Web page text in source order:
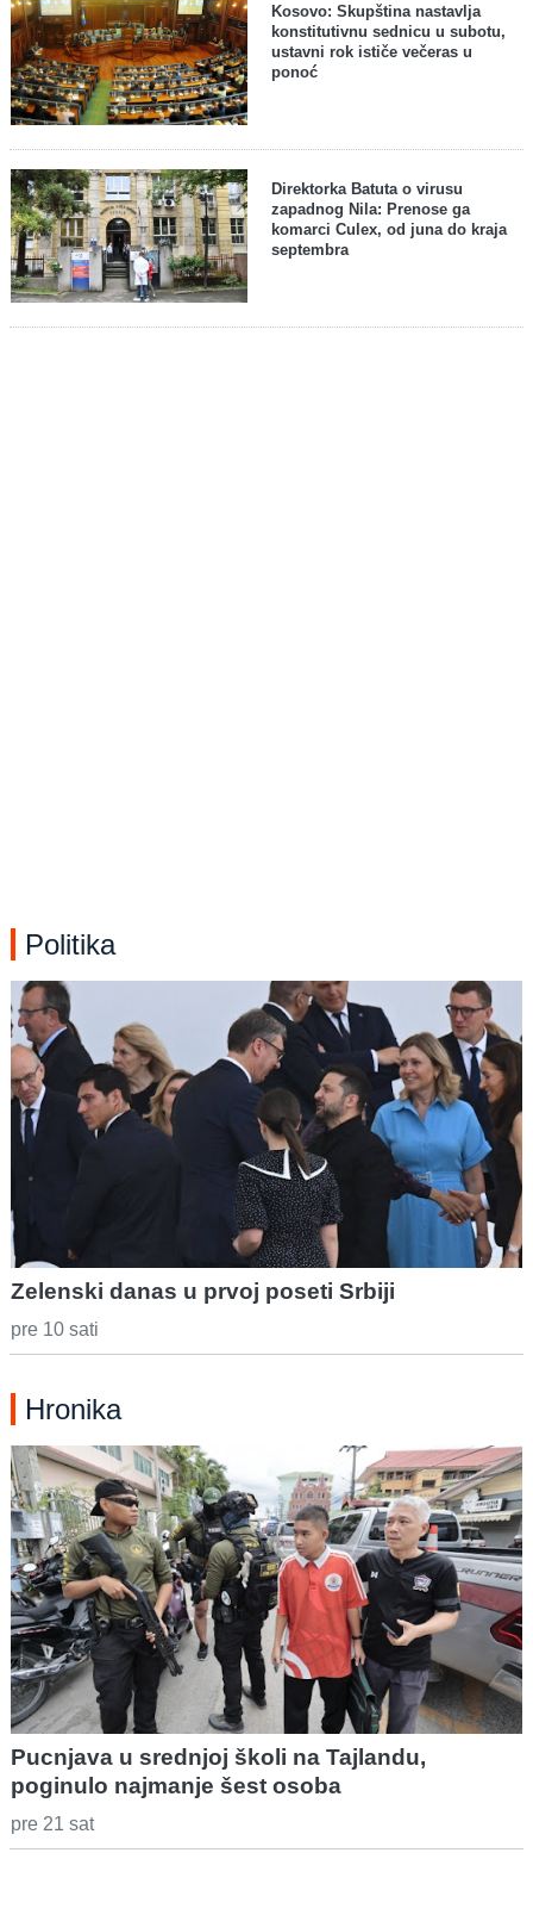
Kosovo: Skupština nastavlja
konstitutivnu sednicu u subotu,
ustavni rok ističe večeras u
ponoć
Direktorka Batuta o virusu
zapadnog Nila: Prenose ga
komarci Culex, od juna do kraja
septembra
Politika
Zelenski danas u prvoj poseti Srbiji
pre 10 sati
Hronika
Pucnjava u srednjoj školi na Tajlandu,
poginulo najmanje šest osoba
pre 21 sat